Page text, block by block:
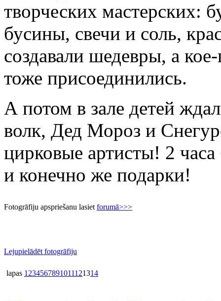
творческих мастерских:
бусины, свечи и соль,
создавали шедевры, а
тоже присоединились.
А потом в зале детей
волк, Дед Мороз и
цирковые артисты! 2
и конечно же подарки!
Fotogrāfiju apspriešanu lasiet forumā>>>
Lejupielādēt fotogrāfiju
lapas 1 234567891011121314